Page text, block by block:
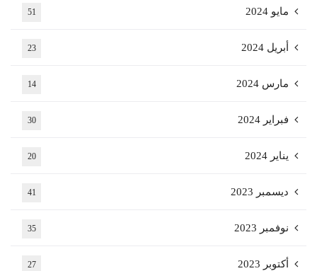
مايو 2024 51
أبريل 2024 23
مارس 2024 14
فبراير 2024 30
يناير 2024 20
ديسمبر 2023 41
نوفمبر 2023 35
أكتوبر 2023 27